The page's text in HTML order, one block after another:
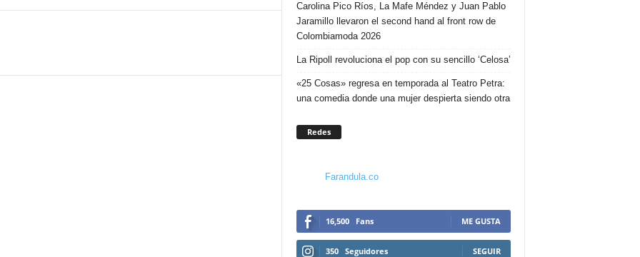
Carolina Pico Ríos, La Mafe Méndez y Juan Pablo
Jaramillo llevaron el second hand al front row de
Colombiamoda 2026
La Ripoll revoluciona el pop con su sencillo ‘Celosa’
«25 Cosas» regresa en temporada al Teatro Petra:
una comedia donde una mujer despierta siendo otra
Redes
Farandula.co
16,500 Fans ME GUSTA
350 Seguidores SEGUIR